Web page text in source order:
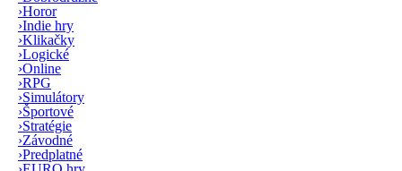
›Horor
›Indie hry
›Klikačky
›Logické
›Online
›RPG
›Simulátory
›Športové
›Stratégie
›Závodné
›Predplatné